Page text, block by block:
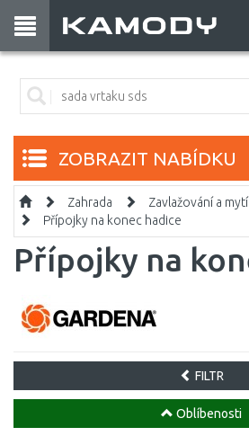
ZOBRAZIT NABÍDKU
Zahrada Zavlažování a mytí
Přípojky na konec hadice
Přípojky na
FILTR
Oblíbenosti